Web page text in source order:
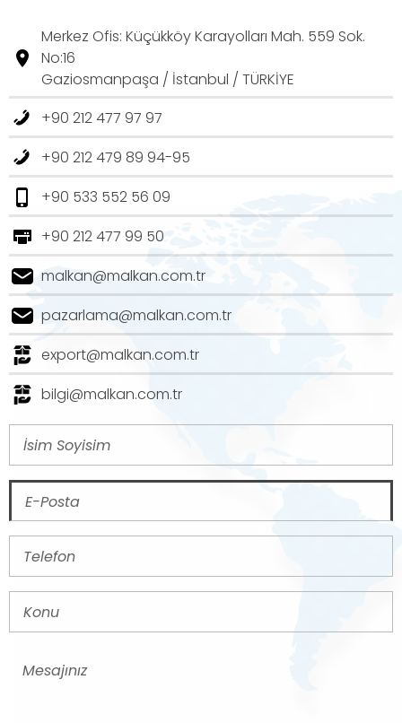
Merkez Ofis: Küçükköy Karayolları Mah. 559 Sok.
No:16
Gaziosmanpaşa / İstanbul / TÜRKİYE
+90 212 477 97 97
+90 212 479 89 94-95
+90 533 552 56 09
+90 212 477 99 50
malkan@malkan.com.tr
pazarlama@malkan.com.tr
export@malkan.com.tr
bilgi@malkan.com.tr